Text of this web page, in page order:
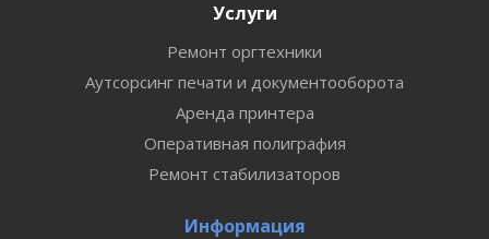
Услуги
Ремонт оргтехники
Аутсорсинг печати и документооборота
Аренда принтера
Оперативная полиграфия
Ремонт стабилизаторов
Информация